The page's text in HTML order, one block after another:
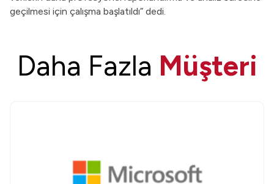
geçilmesi için çalışma başlatıldı” dedi.
Daha Fazla Müşteri